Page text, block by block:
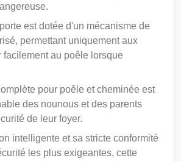
est dotée d'un mécanisme de
permettant uniquement aux
facilement au poêle lorsque
pour poêle et cheminée est
des nounous et des parents
de leur foyer.
intelligente et sa stricte conformité
les plus exigeantes, cette